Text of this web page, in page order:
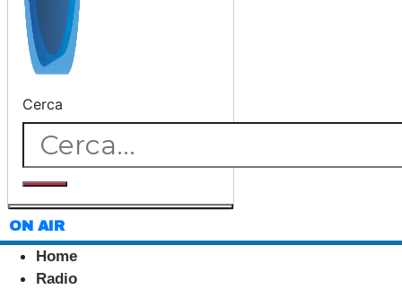
Cerca
ON AIR
Home
Radio